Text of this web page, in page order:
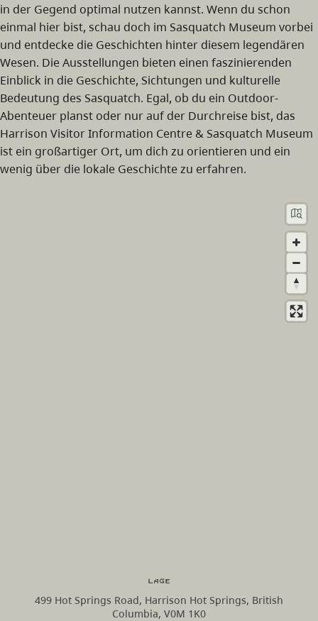
in der Gegend optimal nutzen kannst. Wenn du schon
einmal hier bist, schau doch im Sasquatch Museum vorbei
und entdecke die Geschichten hinter diesem legendären
Wesen. Die Ausstellungen bieten einen faszinierenden
Einblick in die Geschichte, Sichtungen und kulturelle
Bedeutung des Sasquatch. Egal, ob du ein Outdoor-
Abenteuer planst oder nur auf der Durchreise bist, das
Harrison Visitor Information Centre & Sasquatch Museum
ist ein großartiger Ort, um dich zu orientieren und ein
wenig über die lokale Geschichte zu erfahren.
Lage
499 Hot Springs Road, Harrison Hot Springs, British
Columbia, V0M 1K0